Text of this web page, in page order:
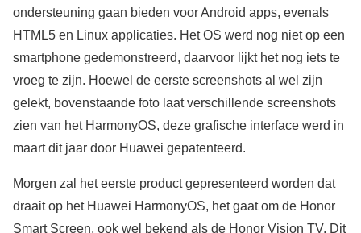
ondersteuning gaan bieden voor Android apps, evenals
HTML5 en Linux applicaties. Het OS werd nog niet op een
smartphone gedemonstreerd, daarvoor lijkt het nog iets te
vroeg te zijn. Hoewel de eerste screenshots al wel zijn
gelekt, bovenstaande foto laat verschillende screenshots
zien van het HarmonyOS, deze grafische interface werd in
maart dit jaar door Huawei gepatenteerd.
Morgen zal het eerste product gepresenteerd worden dat
draait op het Huawei HarmonyOS, het gaat om de Honor
Smart Screen, ook wel bekend als de Honor Vision TV. Dit